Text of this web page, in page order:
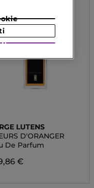
LUTENS
D'ORANGER
De Parfum
€